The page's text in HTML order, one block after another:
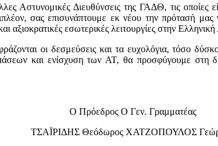
Αστυνομικές Διευθύνσεις της ΓΑΔΘ, τις οποίες
σας επισυνάπτουμε εκ νέου την πρότασή μας
αξιοκρατικές εσωτερικές λειτουργίες στην
οι δεσμεύσεις και τα ευχολόγια, τόσο
και ενίσχυση των ΑΤ, θα προσφύγουμε στη
Ο Πρόεδρος Ο Γεν. Γραμματέας
ΤΣΑΪΡΙΔΗΣ Θεόδωρος ΧΑΤΖΟΠΟΥΛΟΣ